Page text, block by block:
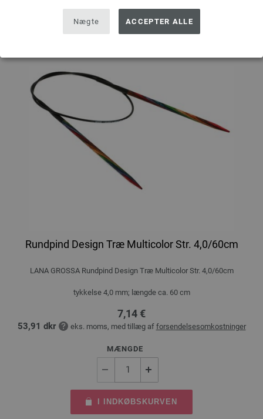
Nægte ACCEPTER ALLE
Rundpind Design Træ Multicolor Str. 4,0/60cm
LANA GROSSA Rundpind Design Træ Multicolor Str. 4,0/60cm
tykkelse 4,0 mm; længde ca. 60 cm
7,14 €
53,91 dkr eks. moms, med tillæg af forsendelsesomkostninger
MÆNGDE
I INDKØBSKURVEN